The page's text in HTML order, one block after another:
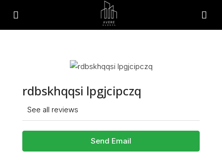
rdbskhqqsi lpgjcipczq
See all reviews
Send Email